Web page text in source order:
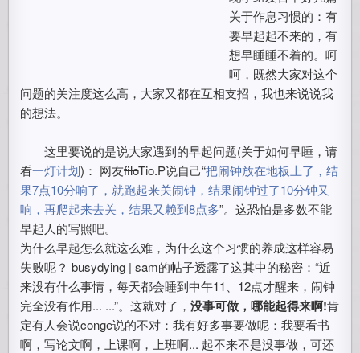
关于作息习惯的：有
要早起起不来的，有
想早睡睡不着的。呵
呵，既然大家对这个
问题的关注度这么高，大家又都在互相支招，我也来说说我
的想法。
这里要说的是说大家遇到的早起问题(关于如何早睡，请
看一灯计划)： 网友filoTio.P说自己“把闹钟放在地板上了，结
果7点10分响了，就跑起来关闹钟，结果闹钟过了10分钟又
响，再爬起来去关，结果又赖到8点多”。这恐怕是多数不能
早起人的写照吧。
为什么早起怎么就这么难，为什么这个习惯的养成这样容易
失败呢？ busydying | sam的帖子透露了这其中的秘密：“近
来没有什么事情，每天都会睡到中午11、12点才醒来，闹钟
完全没有作用... ...”。这就对了，没事可做，哪能起得来啊!肯
定有人会说conge说的不对：我有好多事要做呢：我要看书
啊，写论文啊，上课啊，上班啊... 起不来不是没事做，可还